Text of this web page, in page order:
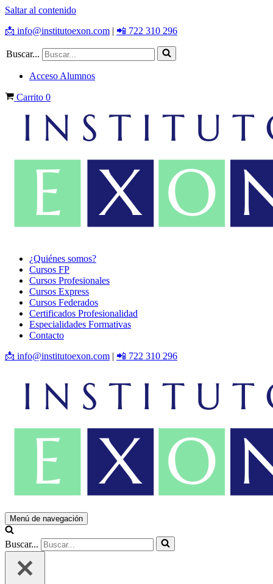
Saltar al contenido
📩 info@institutoexon.com | 📲 722 310 296
Buscar...
Acceso Alumnos
Carrito 0
¿Quiénes somos?
Cursos FP
Cursos Profesionales
Cursos Express
Cursos Federados
Certificados Profesionalidad
Especialidades Formativas
Contacto
📩 info@institutoexon.com | 📲 722 310 296
Menú de navegación
Buscar...